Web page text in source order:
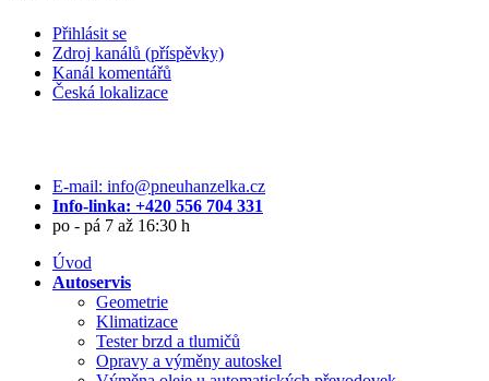
Přihlásit se
Zdroj kanálů (příspěvky)
Kanál komentářů
Česká lokalizace
E-mail: info@pneuhanzelka.cz
Info-linka: +420 556 704 331
po - pá 7 až 16:30 h
Úvod
Autoservis
Geometrie
Klimatizace
Tester brzd a tlumičů
Opravy a výměny autoskel